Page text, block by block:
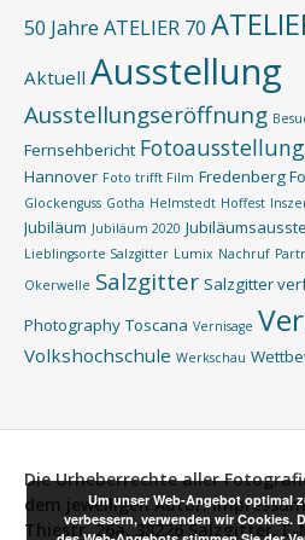
50 Jahre ATELIER 70
Aktuell Ausstellung
Ausstellungseröffnung
Fernsehbericht Fotoausstellung
Hannover Foto trifft Film Fredenberg
Glockenguss Gotha Helmstedt Hoffest
Jubiläum Jubiläum 2020
Lieblingsorte Salzgitter Lumix Nachruf
Okerwelle Salzgitter Salzgitter
Photography Toscana Vernisage
Volkshochschule Werkschau
Die Urheberrechte aller
dem jeweiligen Autor.
Thiestr. 26a, 38226 Salzgitter,
Um unser Web-Angebot optimal
verbessern, verwenden wir Cookies.